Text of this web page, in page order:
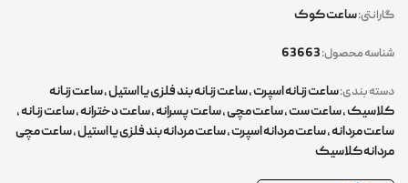
گارانتی:ساعت کوک
شناسه محصول:
دسته بندی:ساعت زنانه اسپرت,ساعت زنانه بند فلزی یا استیل,ساعت زنانه
کلاسیک,ساعت ست,ساعت مچی,ساعت پسرانه,ساعت دخترانه,ساعت زنانه,
ساعت مردانه,ساعت مردانه اسپرت,ساعت مردانه بند فلزی یا استیل,ساعت مچی
مردانه کلاسیک